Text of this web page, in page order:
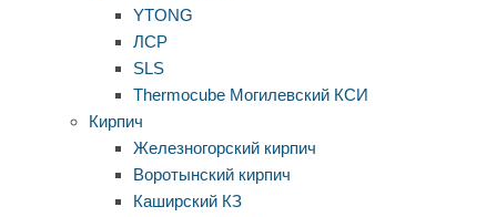
YTONG
ЛСР
SLS
Thermocube Могилевский КСИ
Кирпич
Железногорский кирпич
Воротынский кирпич
Каширский КЗ